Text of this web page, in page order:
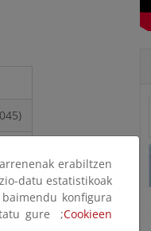
erabiltzen
datu estatistikoak
konfigura
gure ;Cookieen